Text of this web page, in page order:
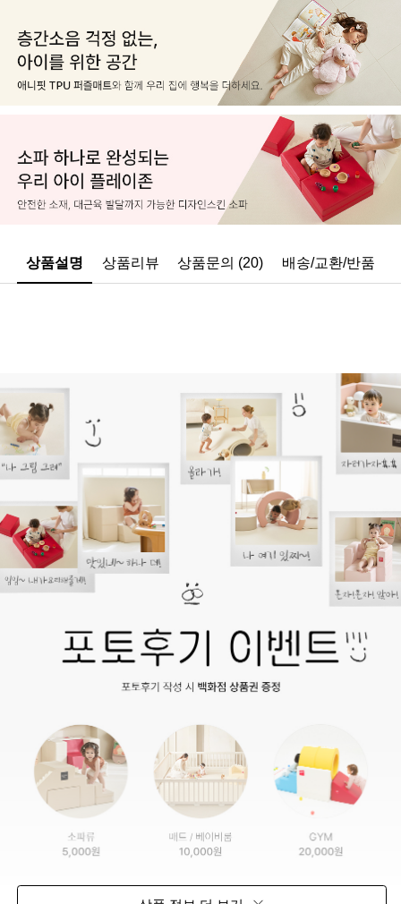
상품설명 상품리뷰 상품문의 (20) 배송/교환/반품